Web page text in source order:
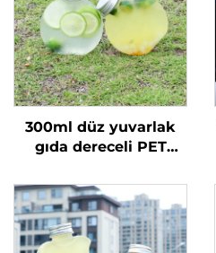
300ml düz yuvarlak
gıda dereceli PET
plastik ambalaj şişesi
meyve suyu ve süt
çayı için